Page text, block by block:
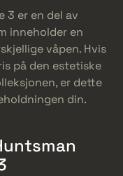
3 er en del av
inneholder en
våpen. Hvis
på den estetiske
er dette
din.